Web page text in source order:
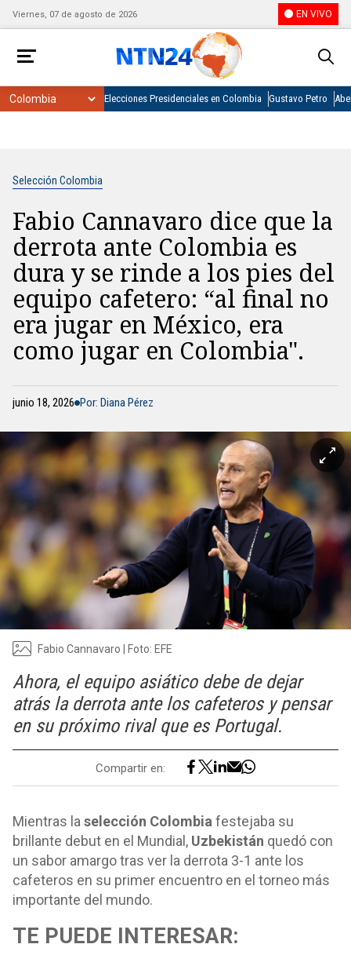
Viernes, 07 de agosto de 2026 EN VIVO
Elecciones Presidenciales en Colombia Gustavo Petro
Selección Colombia
Fabio Cannavaro dice que la
derrota ante Colombia es
dura y se rinde a los pies del
equipo cafetero: “al final no
era jugar en México, era
como jugar en Colombia".
junio 18, 2026 Por: Diana Pérez
Fabio Cannavaro | Foto: EFE
Ahora, el equipo asiático debe de dejar
atrás la derrota ante los cafeteros y pensar
en su próximo rival que es Portugal.
Compartir en:
Mientras la selección Colombia festejaba su
brillante debut en el Mundial, Uzbekistán quedó con
un sabor amargo tras ver la derrota 3-1 ante los
cafeteros en su primer encuentro en el torneo más
importante del mundo.
TE PUEDE INTERESAR: